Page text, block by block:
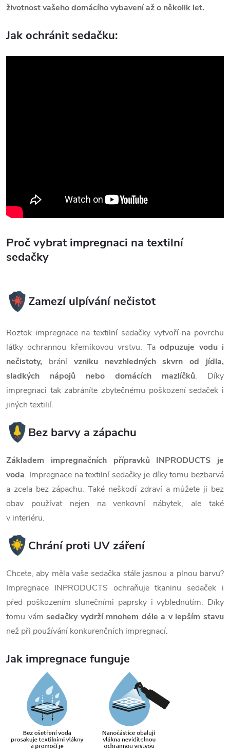
životnost vašeho domácího vybavení až o několik let.
Jak ochránit sedačku:
Proč vybrat impregnaci na textilní
sedačky
Zamezí ulpívání nečistot
Roztok impregnace na textilní sedačky vytvoří na povrchu
látky ochrannou křemíkovou vrstvu. Taodpuzuje vodu i
nečistoty, brání vzniku nevzhledných skvrn od jídla,
sladkých nápojů nebo domácích mazlíčků. Díky
impregnaci tak zabráníte zbytečnému poškození sedaček i
jiných textilií.
Bez barvy a zápachu
Základem impregnačních přípravků INPRODUCTS je
voda. Impregnace na textilní sedačky je díky tomu bezbarvá
a zcela bez zápachu. Také neškodí zdraví a můžete ji bez
obav používat nejen na venkovní nábytek, ale také
v interiéru.
Chrání proti UV záření
Chcete, aby měla vaše sedačka stále jasnou a plnou barvu?
Impregnace INPRODUCTS ochraňuje tkaninu sedaček i
před poškozením slunečními paprsky i vyblednutím. Díky
tomu vámsedačky vydrží mnohem déle a v lepším stavu
než při používání konkurenčních impregnací.
Jak impregnace funguje